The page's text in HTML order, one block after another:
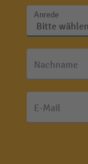
Anrede
Nachname
E-Mail